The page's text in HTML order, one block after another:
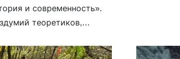
и современность».
теоретиков,
более 3000 человек